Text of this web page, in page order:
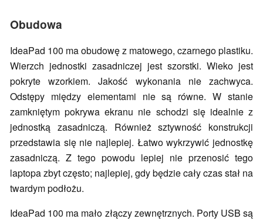
Obudowa
IdeaPad 100 ma obudowę z matowego, czarnego plastiku.
Wierzch jednostki zasadniczej jest szorstki. Wieko jest
pokryte wzorkiem. Jakość wykonania nie zachwyca.
Odstępy między elementami nie są równe. W stanie
zamkniętym pokrywa ekranu nie schodzi się idealnie z
jednostką zasadniczą. Również sztywność konstrukcji
przedstawia się nie najlepiej. Łatwo wykrzywić jednostkę
zasadniczą. Z tego powodu lepiej nie przenosić tego
laptopa zbyt często; najlepiej, gdy będzie cały czas stał na
twardym podłożu.
IdeaPad 100 ma mało złączy zewnętrznych. Porty USB są